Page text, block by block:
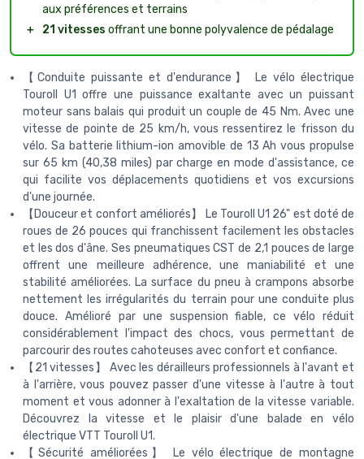
aux préférences et terrains
＋
21 vitesses offrant une bonne polyvalence de pédalage
【Conduite puissante et d'endurance】 Le vélo électrique
Touroll U1 offre une puissance exaltante avec un puissant
moteur sans balais qui produit un couple de 45 Nm. Avec une
vitesse de pointe de 25 km/h, vous ressentirez le frisson du
vélo. Sa batterie lithium-ion amovible de 13 Ah vous propulse
sur 65 km (40,38 miles) par charge en mode d'assistance, ce
qui facilite vos déplacements quotidiens et vos excursions
d'une journée.
【Douceur et confort améliorés】 Le Touroll U1 26" est doté de
roues de 26 pouces qui franchissent facilement les obstacles
et les dos d'âne. Ses pneumatiques CST de 2,1 pouces de large
offrent une meilleure adhérence, une maniabilité et une
stabilité améliorées. La surface du pneu à crampons absorbe
nettement les irrégularités du terrain pour une conduite plus
douce. Amélioré par une suspension fiable, ce vélo réduit
considérablement l'impact des chocs, vous permettant de
parcourir des routes cahoteuses avec confort et confiance.
【21 vitesses】 Avec les dérailleurs professionnels à l'avant et
à l'arrière, vous pouvez passer d'une vitesse à l'autre à tout
moment et vous adonner à l'exaltation de la vitesse variable.
Découvrez la vitesse et le plaisir d'une balade en vélo
électrique VTT Touroll U1.
【Sécurité améliorées】 Le vélo électrique de montagne